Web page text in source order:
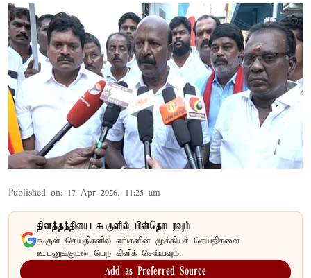
Published on: 17 Apr 2026, 11:25 am
தினத்தந்தியை கூகுளில் பின்தொடரவும்
கூகுள் செய்திகளில் எங்களின் முக்கியச் செய்திகளை
உடனுக்குடன் பெற கிளிக் செய்யவும்.
Add as Preferred Source